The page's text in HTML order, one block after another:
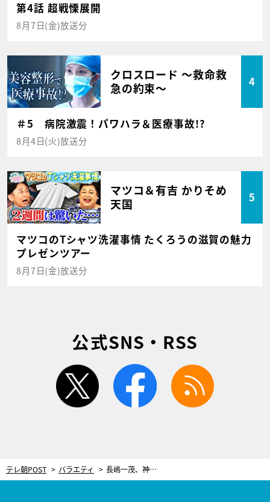
第4話 超戦慄展開
8月7日(金)放送分
クロスロード ～救命救
急の約束～
4
＃5 病院激震！パワハラ＆医療事故!?
8月4日(火)放送分
マツコ＆有吉 かりそめ
天国
5
マツコのTシャツ洗濯事情 たくろうの滋賀の魅力
プレゼンツアー
8月7日(金)放送分
公式SNS・RSS
twitter facebook
テレ朝POST バラエティ 長嶋一茂、神宮外苑でキレイな女性をナンパしようとして…現役時代の大ピンチ明かす